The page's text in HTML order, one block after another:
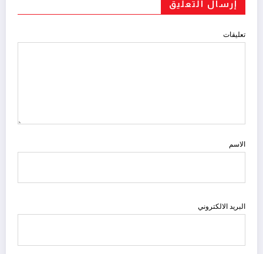
إرسال التعليق
تعليقات
الاسم
البريد الالكتروني